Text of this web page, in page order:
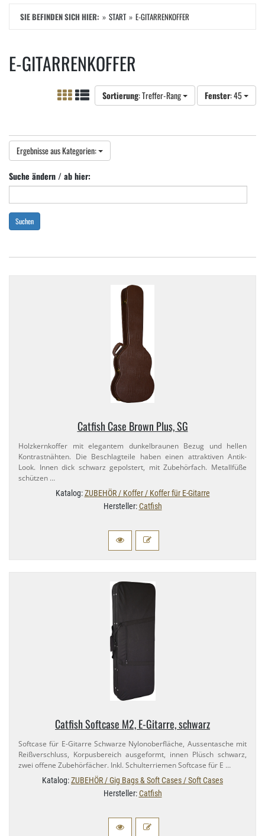
SIE BEFINDEN SICH HIER: START E-GITARRENKOFFER
E-GITARRENKOFFER
Sortierung: Treffer-Rang Fenster: 45
Ergebnisse aus Kategorien:
Suche ändern / ab hier:
Suchen
Catfish Case Brown Plus, SG
Holzkernkoffer mit elegantem dunkelbraunen Bezug und hellen
Kontrastnähten. Die Beschlagteile haben einen attraktiven Antik-​
Look. Innen dick schwarz gepolstert, mit Zubehörfach. Metallfüße
schützen …
Katalog:ZUBEHÖR / Koffer / Koffer für E-Gitarre
Hersteller:Catfish
Catfish Softcase M2, E-​Gitarre, schwarz
Softcase für E-​Gitarre Schwarze Nylonoberfläche, Aussentasche mit
Reißverschluss, Korpusbereich ausgeformt, innen Plüsch schwarz,
zwei offene Zubehörfächer. Inkl. Schulterriemen Softcase für E …
Katalog:ZUBEHÖR / Gig Bags & Soft Cases / Soft Cases
Hersteller:Catfish